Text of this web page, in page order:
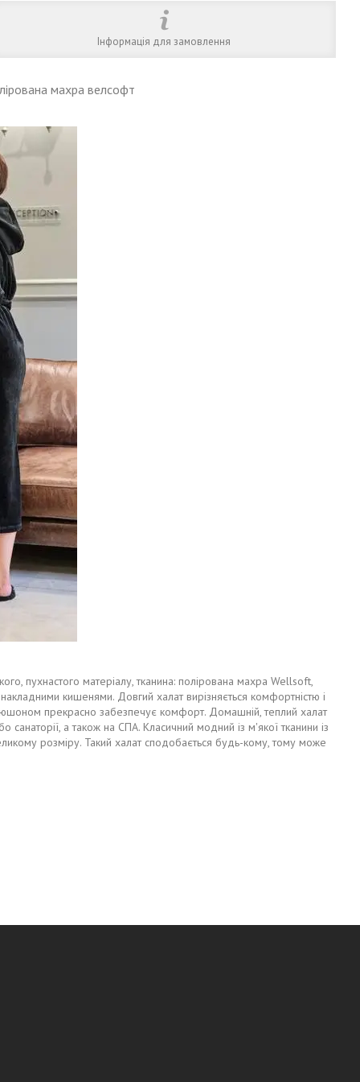
Інформація для замовлення
махра велсофт
пухнастого матеріалу, тканина: полірована махра Wellsoft,
кишенями. Довгий халат вирізняється комфортністю і
прекрасно забезпечує комфорт. Домашній, теплий халат
а також на СПА. Класичний модний із м'якої тканини із
розміру. Такий халат сподобається будь-кому, тому може